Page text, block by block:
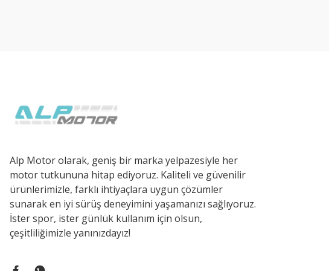
Alp Motor olarak, geniş bir marka yelpazesiyle her
motor tutkununa hitap ediyoruz. Kaliteli ve güvenilir
ürünlerimizle, farklı ihtiyaçlara uygun çözümler
sunarak en iyi sürüş deneyimini yaşamanızı sağlıyoruz.
İster spor, ister günlük kullanım için olsun,
çeşitliliğimizle yanınızdayız!